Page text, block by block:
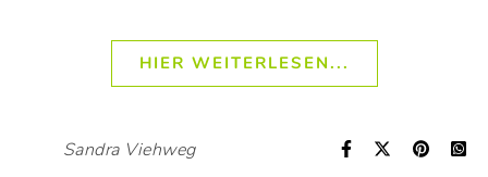
HIER WEITERLESEN...
Sandra Viehweg